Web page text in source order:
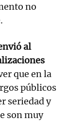
no
al
que en la
públicos
seriedad y
son muy